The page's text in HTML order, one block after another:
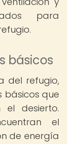
para
básicos
del refugio,
básicos que
el desierto.
el
de energía